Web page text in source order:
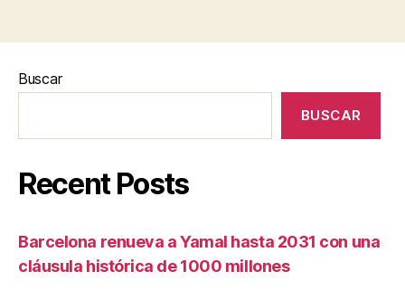
Buscar
BUSCAR
Recent Posts
Barcelona renueva a Yamal hasta 2031 con una
cláusula histórica de 1000 millones